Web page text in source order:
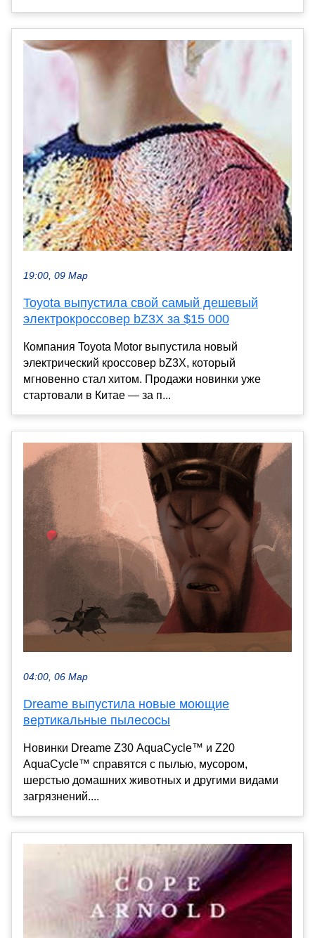
19:00, 09 Мар
Toyota выпустила свой самый дешевый
электрокроссовер bZ3X за $15 000
Компания Toyota Motor выпустила новый
электрический кроссовер bZ3X, который
мгновенно стал хитом. Продажи новинки уже
стартовали в Китае — за п...
04:00, 06 Мар
Dreame выпустила новые моющие
вертикальные пылесосы
Новинки Dreame Z30 AquaCycle™ и Z20
AquaCycle™ справятся с пылью, мусором,
шерстью домашних животных и другими видами
загрязнений....